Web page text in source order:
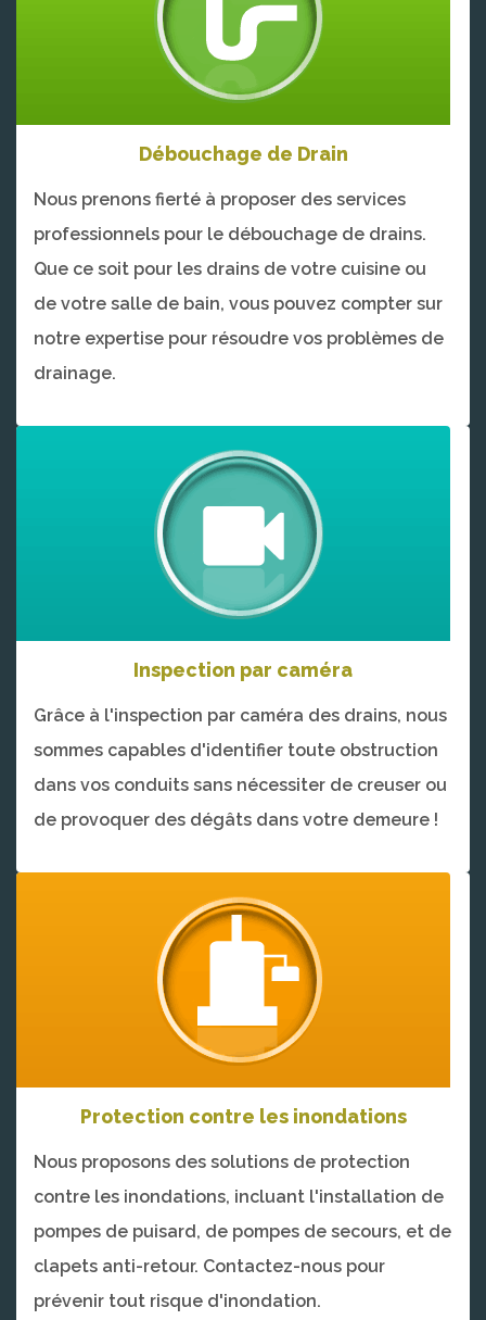
Débouchage de Drain
Nous prenons fierté à proposer des services
professionnels pour le débouchage de drains.
Que ce soit pour les drains de votre cuisine ou
de votre salle de bain, vous pouvez compter sur
notre expertise pour résoudre vos problèmes de
drainage.
Inspection par caméra
Grâce à l'inspection par caméra des drains, nous
sommes capables d'identifier toute obstruction
dans vos conduits sans nécessiter de creuser ou
de provoquer des dégâts dans votre demeure !
Protection contre les inondations
Nous proposons des solutions de protection
contre les inondations, incluant l'installation de
pompes de puisard, de pompes de secours, et de
clapets anti-retour. Contactez-nous pour
prévenir tout risque d'inondation.